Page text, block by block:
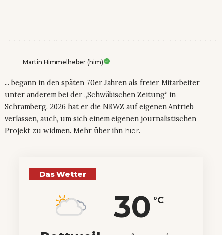
Martin Himmelheber (him)
... begann in den späten 70er Jahren als freier Mitarbeiter
unter anderem bei der „Schwäbischen Zeitung“ in
Schramberg. 2026 hat er die NRWZ auf eigenen Antrieb
verlassen, auch, um sich einem eigenen journalistischen
Projekt zu widmen. Mehr über ihn hier.
Das Wetter
30 °C